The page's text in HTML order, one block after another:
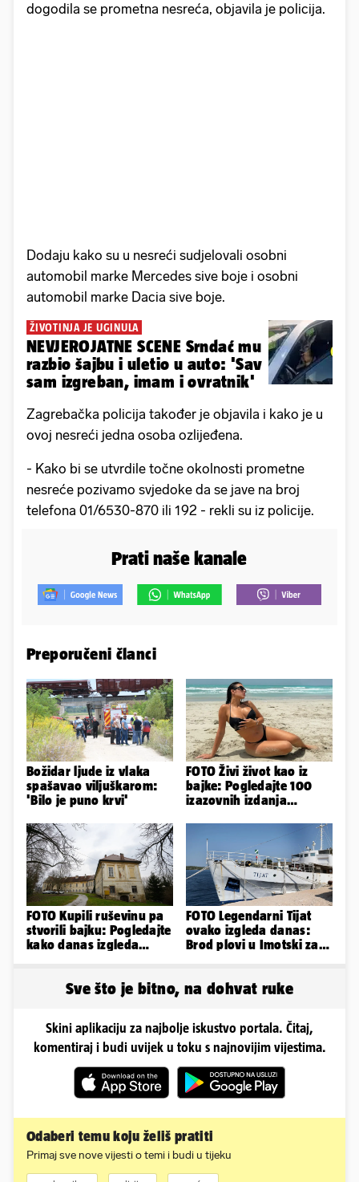
dogodila se prometna nesreća, objavila je policija.
Dodaju kako su u nesreći sudjelovali osobni
automobil marke Mercedes sive boje i osobni
automobil marke Dacia sive boje.
ŽIVOTINJA JE UGINULA
NEVJEROJATNE SCENE Srndać mu
razbio šajbu i uletio u auto: 'Sav
sam izgreban, imam i ovratnik'
Zagrebačka policija također je objavila i kako je u
ovoj nesreći jedna osoba ozlijeđena.
- Kako bi se utvrdile točne okolnosti prometne
nesreće pozivamo svjedoke da se jave na broj
telefona 01/6530-870 ili 192 - rekli su iz policije.
Prati naše kanale
Preporučeni članci
Božidar ljude iz vlaka
spašavao viljuškarom:
'Bilo je puno krvi'
FOTO Živi život kao iz
bajke: Pogledajte 100
izazovnih izdanja
FOTO Kupili ruševinu pa
stvorili bajku: Pogledajte
kako danas izgleda
FOTO Legendarni Tijat
ovako izgleda danas:
Brod plovi u Imotski za
Sve što je bitno, na dohvat ruke
Skini aplikaciju za najbolje iskustvo portala. Čitaj,
komentiraj i budi uvijek u toku s najnovijim vijestima.
Odaberi temu koju želiš pratiti
Primaj sve nove vijesti o temi i budi u tijeku